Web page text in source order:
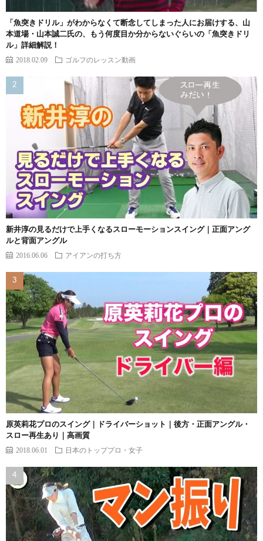
「魚突きドリル」がわからなくて断念してしまった人にお届けする、山
本道場・山本誠二氏の、もう何度目か分からないぐらいの「魚突きドリ
ル」詳細解説！
2018.02.09 ゴルフのレッスン動画
新井淳の見るだけで上手くなるスローモーションスイング｜正面アング
ルと背面アングル
2016.06.06 アイアンの打ち方
原英莉花プロのスイング｜ドライバーショット｜後方・正面アングル・
スロー再生あり｜高画質
2018.06.01 日本のトッププロ・女子